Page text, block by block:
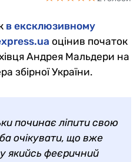
в ексклюзивному
оцінив початок
Андрея Мальдери на
збірної України.
починає ліпити свою
очікувати, що вже
якийсь феєричний